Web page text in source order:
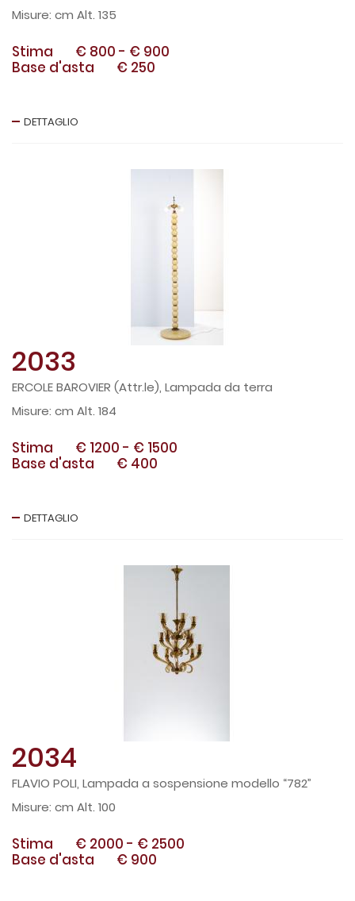
cm Alt. 135
Stima € 800 - € 900
Base d'asta
€ 250
DETTAGLIO
2033
ERCOLE BAROVIER (Attr.le), Lampada da terra
cm Alt. 184
Stima € 1200 - € 1500
Base d'asta
€ 400
DETTAGLIO
2034
FLAVIO POLI, Lampada a sospensione modello “782”
cm Alt. 100
Stima € 2000 - € 2500
Base d'asta
€ 900